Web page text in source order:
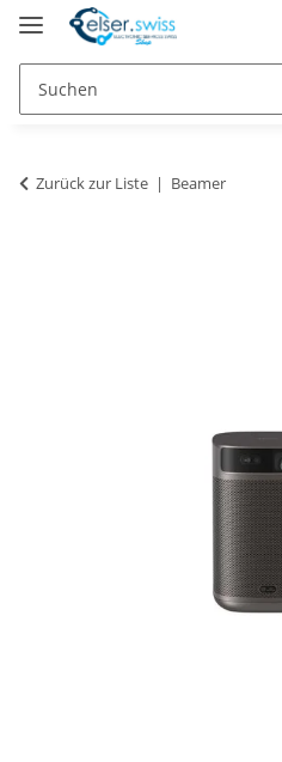
Zurück zur Liste Beamer